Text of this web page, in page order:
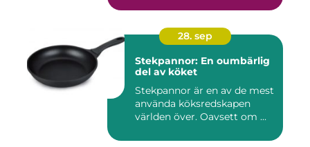
28. sep
Stekpannor: En oumbärlig
del av köket
Stekpannor är en av de mest
använda köksredskapen
världen över. Oavsett om ...